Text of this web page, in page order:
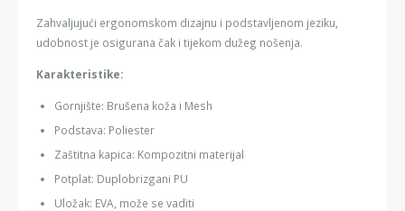
Zahvaljujući ergonomskom dizajnu i podstavljenom jeziku,
udobnost je osigurana čak i tijekom dužeg nošenja.
Karakteristike:
Gornjište: Brušena koža i Mesh
Podstava: Poliester
Zaštitna kapica: Kompozitni materijal
Potplat: Duplobrizgani PU
Uložak: EVA, može se vaditi